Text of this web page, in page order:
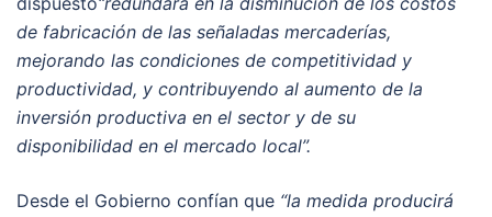
de fabricación de las señaladas mercaderías,
mejorando las condiciones de competitividad y
productividad, y contribuyendo al aumento de la
inversión productiva en el sector y de su
disponibilidad en el mercado local”.
Desde el Gobierno confían que “la medida producirá